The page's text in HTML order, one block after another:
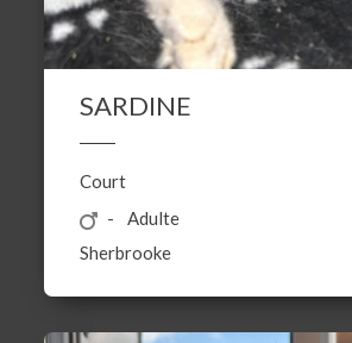
SARDINE
Court
Adulte
Sherbrooke